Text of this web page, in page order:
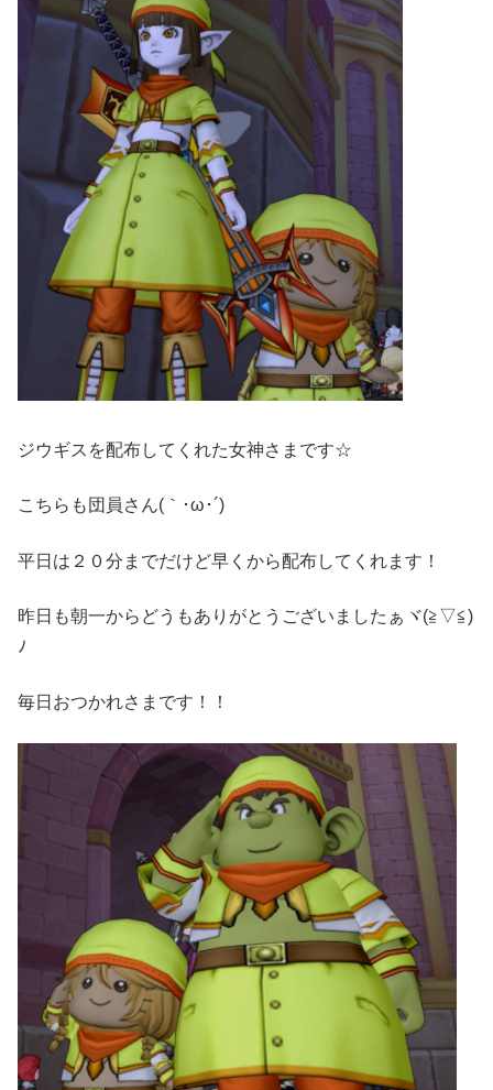
ジウギスを配布してくれた女神さまです☆
こちらも団員さん(｀･ω･´)ゞ
平日は２０分までだけど早くから配布してくれます！
昨日も朝一からどうもありがとうございましたぁヾ(≧▽≦)
ﾉ
毎日おつかれさまです！！